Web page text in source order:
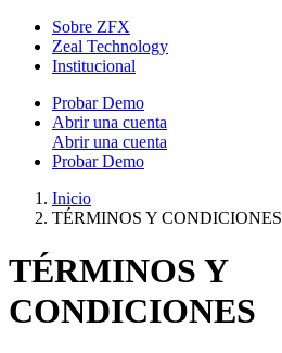
Sobre ZFX
Zeal Technology
Institucional
Probar Demo
Abrir una cuenta
Abrir una cuenta
Probar Demo
Inicio
TÉRMINOS Y CONDICIONES
TÉRMINOS Y
CONDICIONES